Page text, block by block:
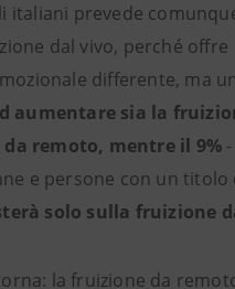
italiani prevede
dal vivo, perché offre
differente, ma
aumentare sia la
remoto, mentre il 9% -
e persone con un titolo
solo sulla fruizione
la fruizione da